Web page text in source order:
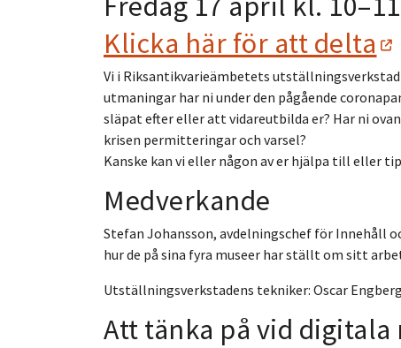
Klicka här för att delta
Vi i Riksantikvarieämbetets
utmaningar har ni under den pågående
släpat efter eller att vidareutbilda er? Har ni
krisen permitteringar och varsel?
Kanske kan vi eller någon av er hjälpa till eller
Medverkande
Stefan Johansson, avdelningschef för Innehåll
hur de på sina fyra museer har ställt om sitt
Utställningsverkstadens tekniker: Oscar
Att tänka på vid digitala